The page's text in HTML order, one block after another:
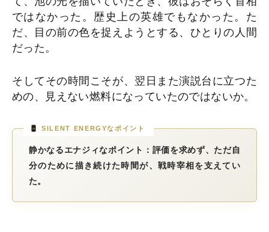
ではなかった。歴史上の英雄でもなかった。た
だ、目の前の色を捉えようとする、ひとりの人間
だった。
そしてその時間こそが、翌日また演説台に立つた
めの、見えない燃料になっていたのではないか。
静かなるエナジィなポイント：評価を求めず、ただ自
分のために描き続けた時間が、戦時宰相を支えてい
た。